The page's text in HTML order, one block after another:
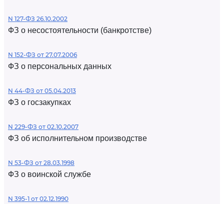
N 127-ФЗ 26.10.2002
ФЗ о несостоятельности (банкротстве)
N 152-ФЗ от 27.07.2006
ФЗ о персональных данных
N 44-ФЗ от 05.04.2013
ФЗ о госзакупках
N 229-ФЗ от 02.10.2007
ФЗ об исполнительном производстве
N 53-ФЗ от 28.03.1998
ФЗ о воинской службе
N 395-1 от 02.12.1990